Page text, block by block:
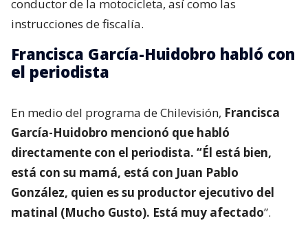
conductor de la motocicleta, así como las
instrucciones de fiscalía.
Francisca García-Huidobro habló con
el periodista
En medio del programa de Chilevisión, Francisca
García-Huidobro mencionó que habló
directamente con el periodista. “Él está bien,
está con su mamá, está con Juan Pablo
González, quien es su productor ejecutivo del
matinal (Mucho Gusto). Está muy afectado”.